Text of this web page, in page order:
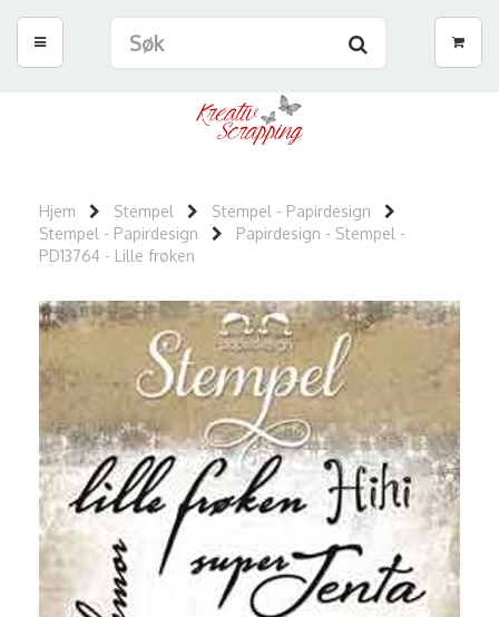
Hjem Stempel
Stempel - Papirdesign
Stempel - Papirdesign
Papirdesign - Stempel -
PD13764 - Lille frøken